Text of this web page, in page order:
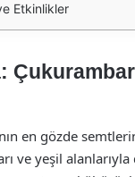
Etkinlikler
en gözde
ve yeşil alanlarıyla